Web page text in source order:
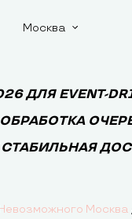
Москва
ДЛЯ EVENT-
Москва